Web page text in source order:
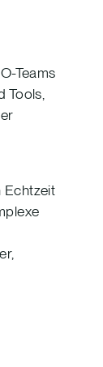
Teams
Tools,
Echtzeit